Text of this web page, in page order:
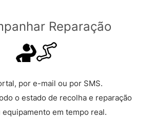
Reparação
por e-mail ou por SMS.
o estado de recolha e reparação
equipamento em tempo real.